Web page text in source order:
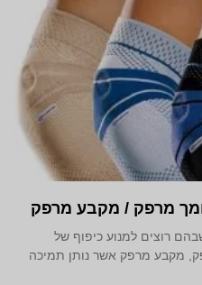
מרפק / מקבע מרפק
רוצים למנוע כיפוף של
מקבע מרפק אשר נותן תמיכה